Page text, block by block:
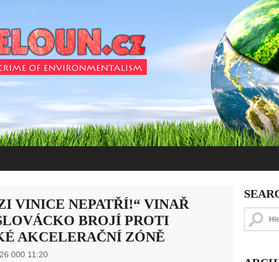
VINICE NEPATŘÍ!“ VINAŘ
BROJÍ PROTI
AKCELERAČNÍ ZÓNĚ
000 11:20